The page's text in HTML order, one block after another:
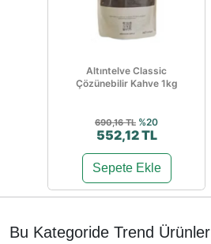
Altıntelve Classic
Çözünebilir Kahve 1kg
690,16 TL %20
552,12 TL
Sepete Ekle
Bu Kategoride Trend Ürünler